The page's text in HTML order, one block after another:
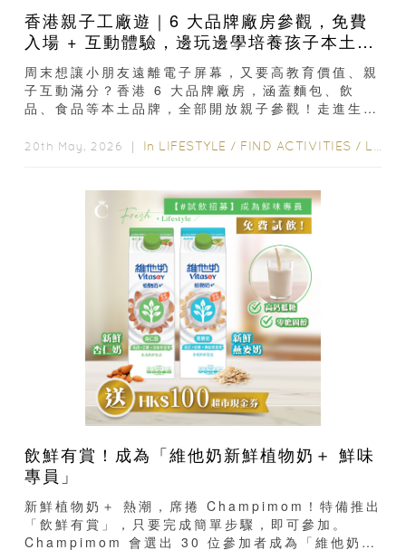
香港親子工廠遊｜6 大品牌廠房參觀，免費
入場 + 互動體驗，邊玩邊學培養孩子本土自
豪感
周末想讓小朋友遠離電子屏幕，又要高教育價值、親
子互動滿分？香港 6 大品牌廠房，涵蓋麵包、飲
品、食品等本土品牌，全部開放親子參觀！走進生產
20th May, 2026 ｜ In LIFESTYLE / FIND ACTIVITIES / LIFE
飲鮮有賞！成為「維他奶新鮮植物奶＋ 鮮味
專員」
新鮮植物奶＋ 熱潮，席捲 Champimom！特備推出
「飲鮮有賞」，只要完成簡單步驟，即可參加。
Champimom 會選出 30 位參加者成為「維他奶™